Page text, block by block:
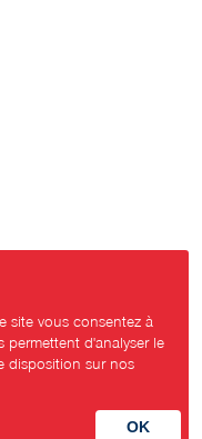
site vous consentez à
permettent d'analyser le
disposition sur nos